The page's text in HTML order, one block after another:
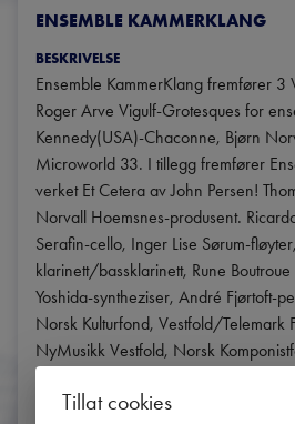
ENSEMBLE KAMMERKLANG
BESKRIVELSE
​Ensemble KammerKlang fremfører 3
Roger Arve Vigulf-Grotesques for
Kennedy(USA)-Chaconne, Bjørn
Microworld 33. I tillegg fremfører
verket Et Cetera av John Persen!
Norvall Hoemsnes-produsent.
Serafin-cello, Inger Lise Sørum-
klarinett/bassklarinett, Rune
Yoshida-syntheziser, André Fjørtoft-
Norsk Kulturfond, Vestfold/Telemark
NyMusikk Vestfold, Norsk
University Los Angeles.
https://
Tillat cookies